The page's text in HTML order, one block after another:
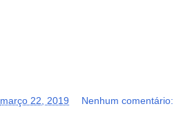
março 22, 2019 Nenhum comentário: